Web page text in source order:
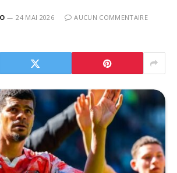
24 MAI 2026
AUCUN COMMENTAIRE